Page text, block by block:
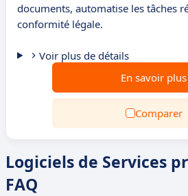
documents, automatise les tâches
conformité légale.
Voir plus de détails
En savoir plus
Comparer
Logiciels de Services
FAQ